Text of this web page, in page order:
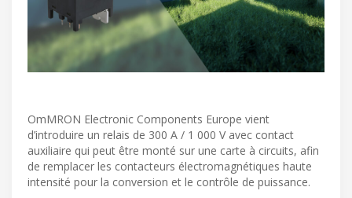
OmMRON Electronic Components Europe vient
d’introduire un relais de 300 A / 1 000 V avec contact
auxiliaire qui peut être monté sur une carte à circuits, afin
de remplacer les contacteurs électromagnétiques haute
intensité pour la conversion et le contrôle de puissance.